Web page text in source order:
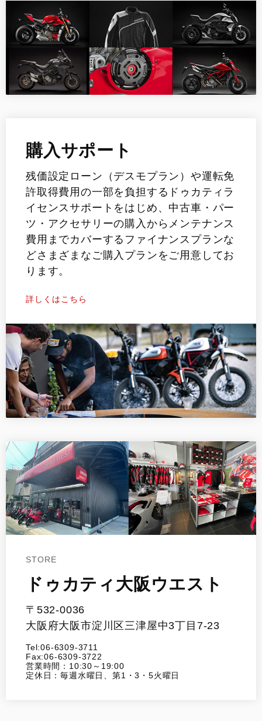
購入サポート
残価設定ローン（デスモプラン）や運転免
許取得費用の一部を負担するドゥカティラ
イセンスサポートをはじめ、中古車・パー
ツ・アクセサリーの購入からメンテナンス
費用までカバーするファイナンスプランな
どさまざまなご購入プランをご用意してお
ります。
詳しくはこちら
STORE
ドゥカティ大阪ウエスト
〒532-0036
大阪府大阪市淀川区三津屋中3丁目7-23
Tel:06-6309-3711
Fax:06-6309-3722
営業時間：10:30～19:00
定休日：毎週水曜日、第1・3・5火曜日